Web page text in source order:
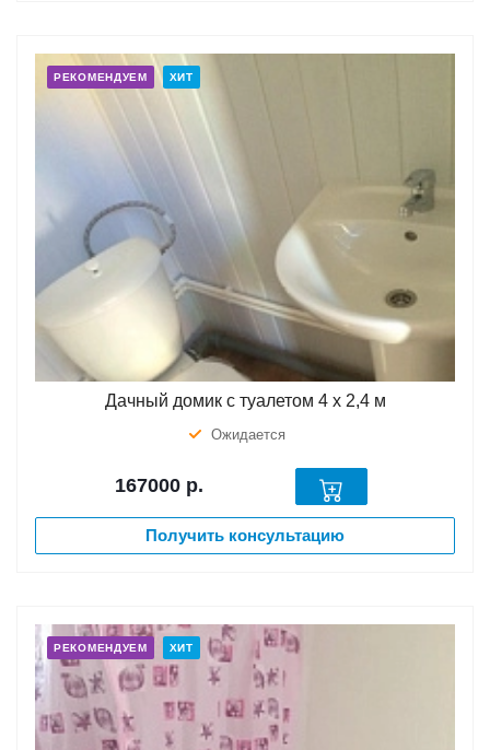
РЕКОМЕНДУЕМ ХИТ
Дачный домик с туалетом 4 х 2,4 м
Ожидается
167000 р.
Получить консультацию
РЕКОМЕНДУЕМ ХИТ